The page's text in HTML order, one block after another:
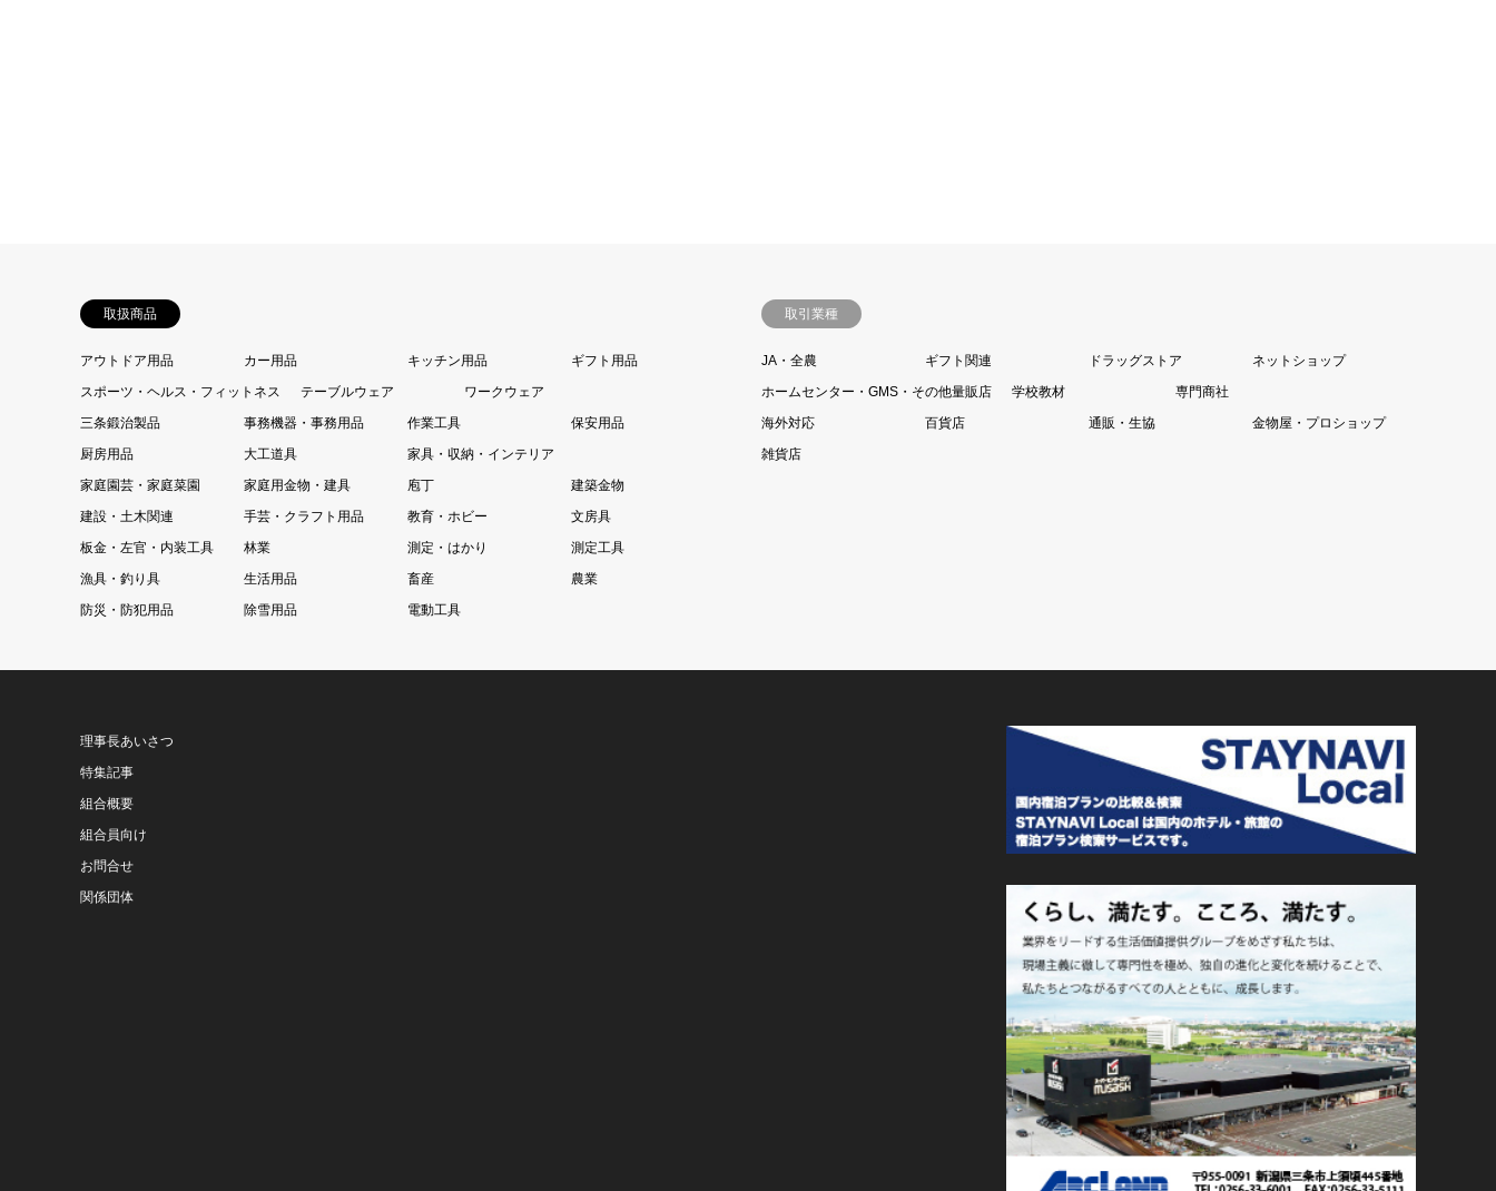
取扱商品
アウトドア用品 カー用品 キッチン用品
ギフト用品
スポーツ・ヘルス・フィットネス
テーブルウェア
ワークウェア
三条鍛治製品
事務機器・事務用品 作業工具
保安用品
厨房用品
大工道具
家具・収納・インテリア
家庭園芸・家庭菜園
家庭用金物・建具 庖丁
建築金物
建設・土木関連
手芸・クラフト用品 教育・ホビー
文房具
板金・左官・内装工具
林業 測定・はかり
測定工具
漁具・釣り具
生活用品 畜産
農業
防災・防犯用品
除雪用品 電動工具
取引業種
JA・全農 ギフト関連 ドラッグストア
ネットショップ
ホームセンター・GMS・その他量販店
学校教材
専門商社
海外対応
百貨店 通販・生協
金物屋・プロショップ
雑貨店
理事長あいさつ
特集記事
組合概要
組合員向け
お問合せ
関係団体